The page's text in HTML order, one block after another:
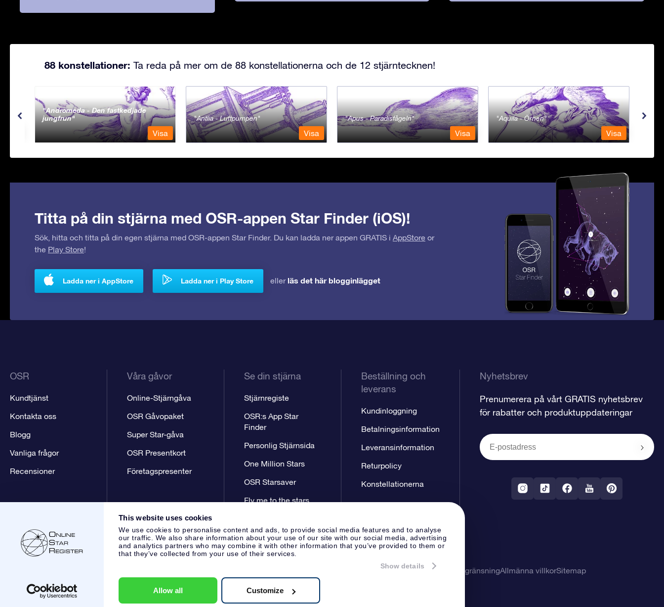
This website uses cookies
We use cookies to personalise content and ads, to provide social media features and to analyse
our traffic. We also share information about your use of our site with our social media, advertising
and analytics partners who may combine it with other information that you’ve provided to them or
that they’ve collected from your use of their services.
Show details
Allow all Customize
88 konstellationer: Ta reda på mer om de 88 konstellationerna och de 12 stjärntecknen!
Andromeda - Den fastkedjade
jungfrun
Visa
Antlia - Luftpumpen
Visa
Apus - Paradisfågeln
Visa
Aquila - Örnen
Visa
Titta på din stjärna med OSR-appen Star Finder (iOS)!
Sök, hitta och titta på din egen stjärna med OSR-appen Star Finder. Du kan ladda ner appen GRATIS i AppStore or
the Play Store!
Ladda ner i AppStore Ladda ner i Play Store eller läs det här blogginlägget
OSR
Kundtjänst
Kontakta oss
Blogg
Vanliga frågor
Recensioner
Våra gåvor
Online-Stjärngåva
OSR Gåvopaket
Super Star-gåva
OSR Presentkort
Företagspresenter
Se din stjärna
Stjärnregiste
OSR:s App Star
Finder
Personlig Stjärnsida
One Million Stars
OSR Starsaver
Fly me to the stars
Beställning och
leverans
Kundinloggning
Betalningsinformation
Leveransinformation
Returpolicy
Konstellationerna
Nyhetsbrev
Prenumerera på vårt GRATIS nyhetsbrev
för rabatter och produktuppdateringar
Kundtjänst:help@osr.org KVK: 60333553, VAT: NL 8538.62.722B01
Sekretesspolicy & AnsvarsbegränsningAllmänna villkorSitemap